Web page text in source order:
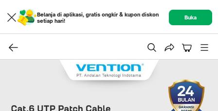
Belanja di aplikasi, gratis ongkir & kupon diskon
setiap hari!
Buka